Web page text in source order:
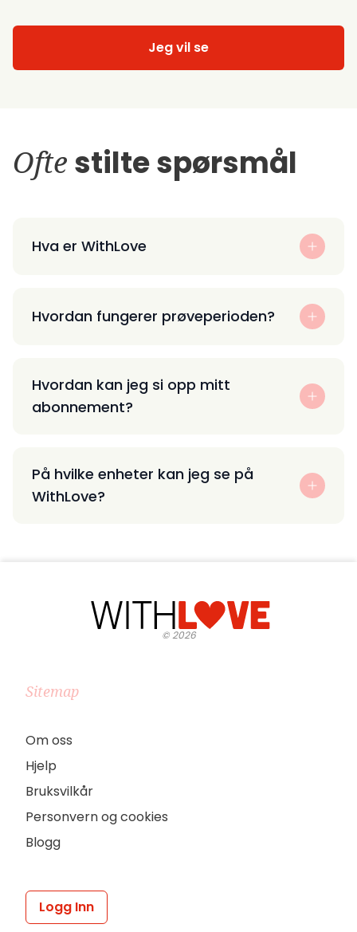
Jeg vil se
Ofte stilte spørsmål
Hva er WithLove
Hvordan fungerer prøveperioden?
Hvordan kan jeg si opp mitt
abonnement?
På hvilke enheter kan jeg se på
WithLove?
©2026
Sitemap
Om oss
Hjelp
Bruksvilkår
Personvern og cookies
Blogg
Logg Inn